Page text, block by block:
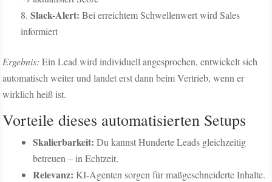
Slack-Alert: Bei erreichtem Schwellenwert wird Sales
informiert
Ergebnis: Ein Lead wird individuell angesprochen, entwickelt sich
automatisch weiter und landet erst dann beim Vertrieb, wenn er
wirklich heiß ist.
Vorteile dieses automatisierten Setups
Skalierbarkeit: Du kannst Hunderte Leads gleichzeitig
betreuen – in Echtzeit.
Relevanz: KI-Agenten sorgen für maßgeschneiderte Inhalte.